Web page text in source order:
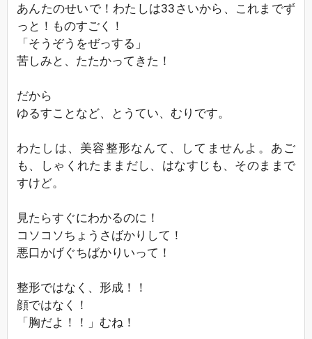
あんたのせいで！わたしは33さいから、これまでず
っと！ものすごく！
「そうぞうをぜっする」
苦しみと、たたかってきた！
だから
ゆるすことなど、とうてい、むりです。
わたしは、美容整形なんて、してませんよ。あご
も、しゃくれたままだし、はなすじも、そのままで
すけど。
見たらすぐにわかるのに！
コソコソちょうさばかりして！
悪口かげぐちばかりいって！
整形ではなく、形成！！
顔ではなく！
「胸だよ！！」むね！